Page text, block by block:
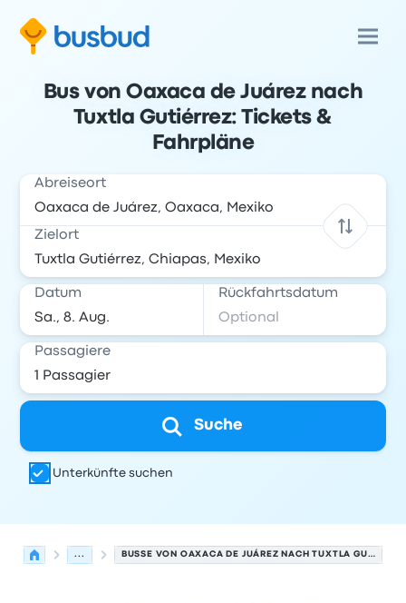
Bus von Oaxaca de Juárez nach
Tuxtla Gutiérrez: Tickets &
Fahrpläne
Abreiseort
Zielort
Datum Rückfahrtsdatum
Passagiere
Suche
Unterkünfte suchen
... BUSSE VON OAXACA DE JUÁREZ NACH TUXTLA GUTIÉRREZ